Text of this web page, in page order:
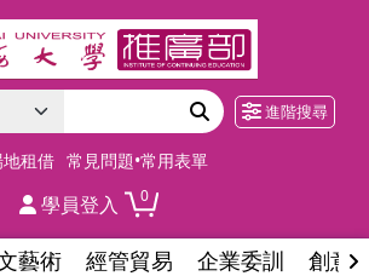
進階搜尋
租借 常見問題•常用表單
學員登入 0
藝術 經管貿易 企業委訓 創意